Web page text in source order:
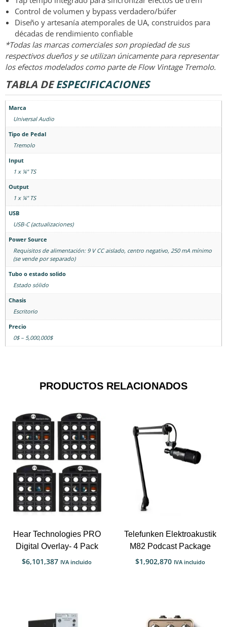
Control de volumen y bypass verdadero/búfer
Diseño y artesanía atemporales de UA, construidos para
décadas de rendimiento confiable
*Todas las marcas comerciales son propiedad de sus
respectivos dueños y se utilizan únicamente para representar
los efectos modelados como parte de Flow Vintage Tremolo.
TABLA DEESPECIFICACIONES
Marca
Universal Audio
Tipo de Pedal
Tremolo
Input
1 x ¼" TS
Output
1 x ¼" TS
USB
USB-C (actualizaciones)
Power Source
Requisitos de alimentación: 9 V CC aislado, centro negativo, 250 mA mínimo
(se vende por separado)
Tubo o estado solido
Estado sólido
Chasis
Escritorio
Precio
0$ – 5,000,000$
PRODUCTOS RELACIONADOS
Hear Technologies PRO
Digital Overlay- 4 Pack
$6,101,387 IVA incluido
Telefunken Elektroakustik
M82 Podcast Package
$1,902,870 IVA incluido